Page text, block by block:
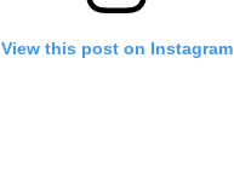
View this post on Instagram